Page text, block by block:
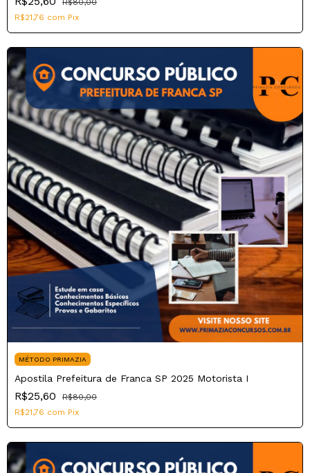
R$21,76 com Pix
MÉTODO PRIMAZIA
Apostila Prefeitura de Franca SP 2025 Motorista I
R$25,60
R$80,00
R$21,76 com Pix